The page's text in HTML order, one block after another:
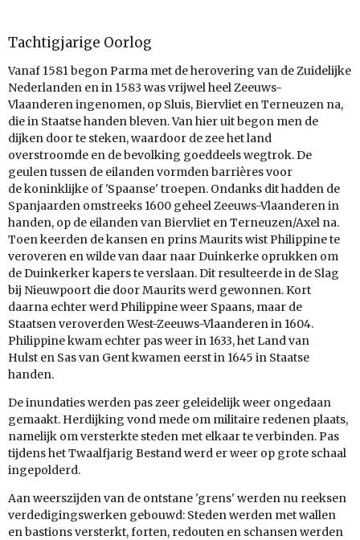
Tachtigjarige Oorlog
Vanaf 1581 begon Parma met de herovering van de Zuidelijke
Nederlanden en in 1583 was vrijwel heel Zeeuws-
Vlaanderen ingenomen, op Sluis, Biervliet en Terneuzen na,
die in Staatse handen bleven. Van hier uit begon men de
dijken door te steken, waardoor de zee het land
overstroomde en de bevolking goeddeels wegtrok. De
geulen tussen de eilanden vormden barrières voor
de koninklijke of 'Spaanse' troepen. Ondanks dit hadden de
Spanjaarden omstreeks 1600 geheel Zeeuws-Vlaanderen in
handen, op de eilanden van Biervliet en Terneuzen/Axel na.
Toen keerden de kansen en prins Maurits wist Philippine te
veroveren en wilde van daar naar Duinkerke oprukken om
de Duinkerker kapers te verslaan. Dit resulteerde in de Slag
bij Nieuwpoort die door Maurits werd gewonnen. Kort
daarna echter werd Philippine weer Spaans, maar de
Staatsen veroverden West-Zeeuws-Vlaanderen in 1604.
Philippine kwam echter pas weer in 1633, het Land van
Hulst en Sas van Gent kwamen eerst in 1645 in Staatse
handen.
De inundaties werden pas zeer geleidelijk weer ongedaan
gemaakt. Herdijking vond mede om militaire redenen plaats,
namelijk om versterkte steden met elkaar te verbinden. Pas
tijdens het Twaalfjarig Bestand werd er weer op grote schaal
ingepolderd.
Aan weerszijden van de ontstane 'grens' werden nu reeksen
verdedigingswerken gebouwd: Steden werden met wallen
en bastions versterkt, forten, redouten en schansen werden